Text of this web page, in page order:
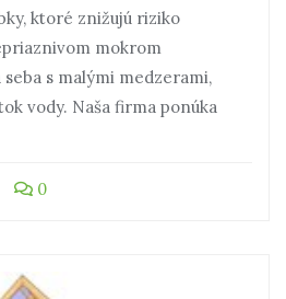
ktoré znižujú riziko
mokrom
s malými medzerami,
vody. Naša firma ponúka
0